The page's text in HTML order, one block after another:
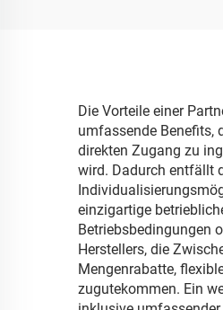
Die Vorteile einer
umfassende Benefits,
direkten Zugang zu
wird. Dadurch entfällt
einzigartige
Betriebsbedingungen
Herstellers, die
Mengenrabatte,
zugutekommen. Ein